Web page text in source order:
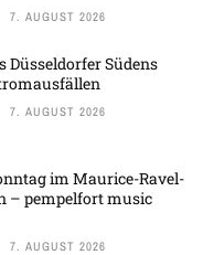
7. AUGUST 2026
Düsseldorfer Südens
7. AUGUST 2026
im Maurice-Ravel-
– pempelfort music
7. AUGUST 2026